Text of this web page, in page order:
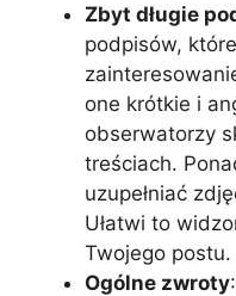
Zbyt długie
podpisów,
one krótkie i
obserwatorzy
treściach.
uzupełniać
Ułatwi to
Twojego postu.
Ogólne zwroty